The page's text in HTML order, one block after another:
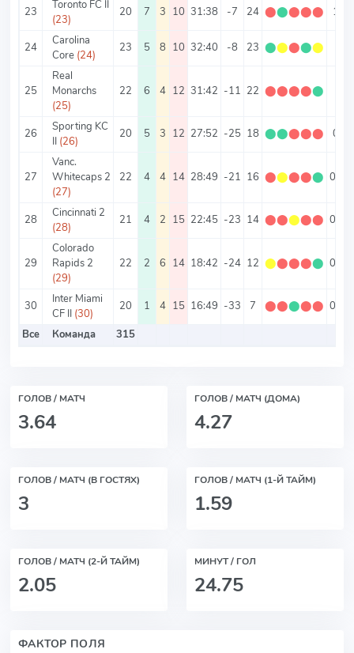
23
Toronto FC II
(23)
20 7 3 10 31:38 -7 24 ⬤⬤⬤⬤⬤ 1.2
24
Carolina
Core (24)
23 5 8 10 32:40 -8 23 ⬤⬤⬤⬤⬤
25
Real
Monarchs
(25)
22 6 4 12 31:42 -11 22 ⬤⬤⬤⬤⬤
26
Sporting KC
II (26)
20 5 3 12 27:52 -25 18 ⬤⬤⬤⬤⬤ 0.9
27
Vanc.
Whitecaps 2
(27)
22 4 4 14 28:49 -21 16 ⬤⬤⬤⬤⬤ 0.73
28
Cincinnati 2
(28)
21 4 2 15 22:45 -23 14 ⬤⬤⬤⬤⬤ 0.67
29
Colorado
Rapids 2
(29)
22 2 6 14 18:42 -24 12 ⬤⬤⬤⬤⬤ 0.55
30
Inter Miami
CF II (30)
20 1 4 15 16:49 -33 7 ⬤⬤⬤⬤⬤ 0.35
Все
Команда 315
ГОЛОВ / МАТЧ
3.64
ГОЛОВ / МАТЧ (ДОМА)
4.27
ГОЛОВ / МАТЧ (В ГОСТЯХ)
3
ГОЛОВ / МАТЧ (1-Й ТАЙМ)
1.59
ГОЛОВ / МАТЧ (2-Й ТАЙМ)
2.05
МИНУТ / ГОЛ
24.75
ФАКТОР ПОЛЯ